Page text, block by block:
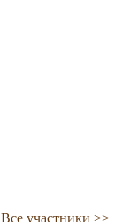
Все участники >>